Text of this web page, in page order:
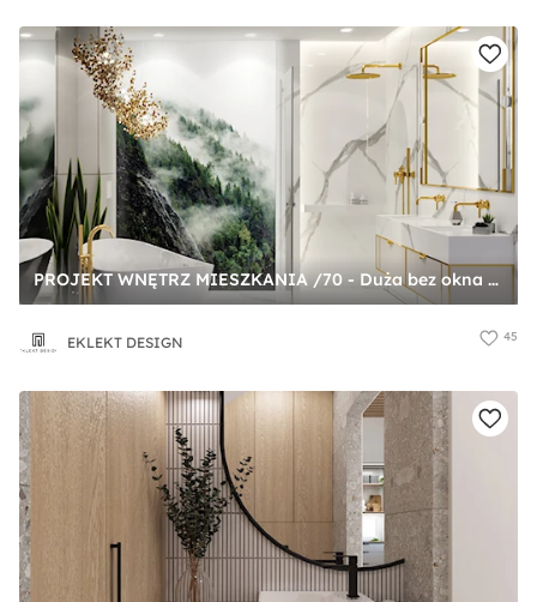
PROJEKT WNĘTRZ MIESZKANIA /70 - Duża bez okna z lustrem z dwoma umywalkami z marmurową podłogą łazienka, styl glamour - zdjęcie od EKLEKT DESIGN
EKLEKT DESIGN 45